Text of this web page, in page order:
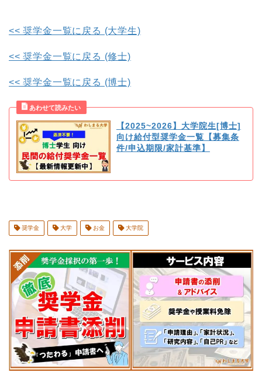
<< 奨学金一覧に戻る (大学生)
<< 奨学金一覧に戻る (修士)
<< 奨学金一覧に戻る (博士)
【2025~2026】大学院生[博士]
向け給付型奨学金一覧【募集条
件/申込期限/家計基準】
奨学金 大学 お金 大学院